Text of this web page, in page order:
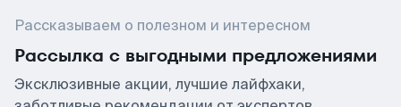
Рассказываем о полезном и интересном
Рассылка с выгодными предложениями
Эксклюзивные акции, лучшие лайфхаки,